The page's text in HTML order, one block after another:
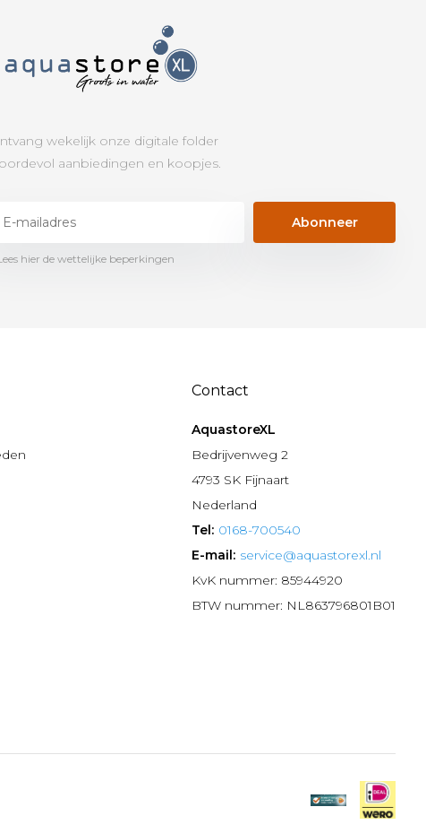
wekelijk onze digitale folder
aanbiedingen en koopjes.
Abonneer
hier de wettelijke beperkingen
Contact
AquastoreXL
Bedrijvenweg 2
4793 SK Fijnaart
Nederland
Tel: 0168-700540
E-mail: service@aquastorexl.nl
KvK nummer: 85944920
BTW nummer: NL863796801B01